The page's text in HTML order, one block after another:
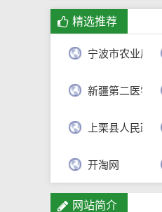
精选推荐
宁波市农业局
新疆第二医学院
上栗县人民政府
开淘网
网站简介